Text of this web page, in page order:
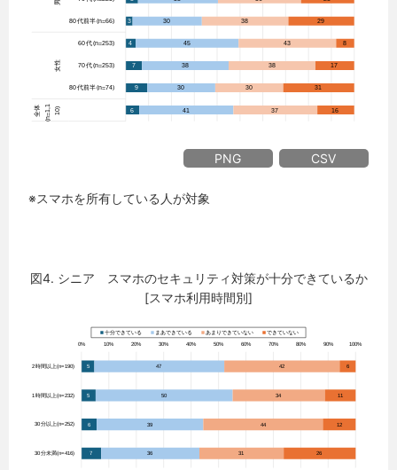
PNG CSV
※スマホを所有している人が対象
図4. シニア スマホのセキュリティ対策が十分できているか
[スマホ利用時間別]